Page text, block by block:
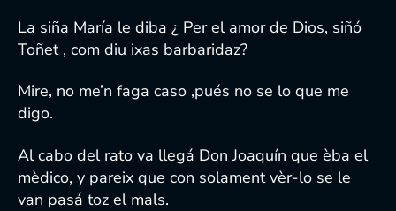
La siña María le diba ¿ Per el amor de Dios, siñó
Toñet , com diu ixas barbaridaz?
Mire, no me’n faga caso ,pués no se lo que me
digo.
Al cabo del rato va llegá Don Joaquín que èba el
mèdico, y pareix que con solament vèr-lo se le
van pasá toz el mals.